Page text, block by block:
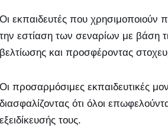
Οι εκπαιδευτές που
την εστίαση των σεναρίων με βάση
βελτίωσης και προσφέροντας
Οι προσαρμόσιμες εκπαιδευτικές
διασφαλίζοντας ότι όλοι
εξειδίκευσής τους.